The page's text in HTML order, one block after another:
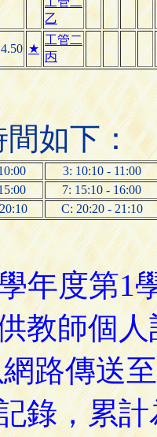
乙
4.50 ★
工管二
丙
如下：
3: 10:10 - 11:00
7: 15:10 - 16:00
C: 20:20 - 21:10
年度第1
教師個
路傳送
錄，累